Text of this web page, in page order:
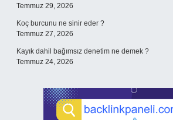
Temmuz 29, 2026
Koç burcunu ne sinir eder ?
Temmuz 27, 2026
Kayık dahil bağımsız denetim ne demek ?
Temmuz 24, 2026